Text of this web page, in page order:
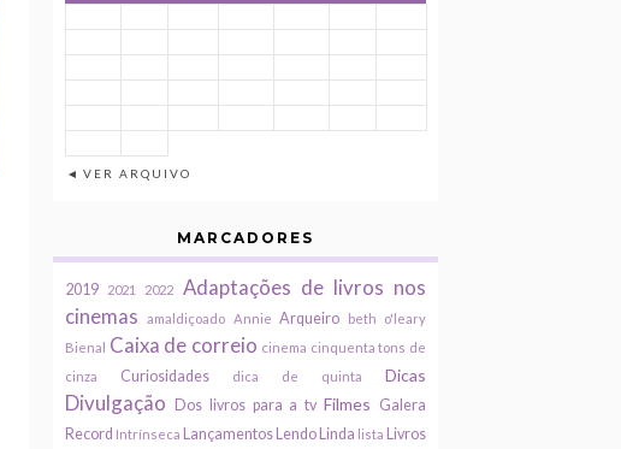
◄ VER ARQUIVO
MARCADORES
2019 2021 2022
Adaptações de livros nos
cinemas
amaldiçoado Annie Arqueiro
beth o'leary
Bienal Caixa de correio cinema cinquenta tons de
cinza
Curiosidades dica de quinta Dicas
Divulgação Dos livros para a tv Filmes Galera
Record Intrínseca Lançamentos Lendo Linda lista Livros